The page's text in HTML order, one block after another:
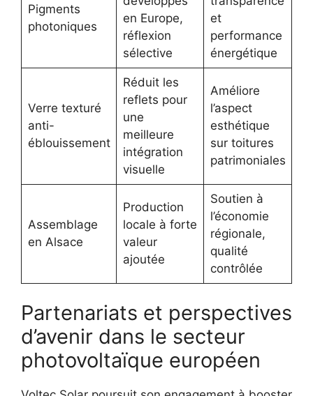
Pigments
photoniques
en Europe,
réflexion
sélective
et
performance
énergétique
Verre texturé
anti-
éblouissement
Réduit les
reflets pour
une
meilleure
intégration
visuelle
Améliore
l’aspect
esthétique
sur toitures
patrimoniales
Assemblage
en Alsace
Production
locale à forte
valeur
ajoutée
Soutien à
l’économie
régionale,
qualité
contrôlée
Partenariats et perspectives
d’avenir dans le secteur
photovoltaïque européen